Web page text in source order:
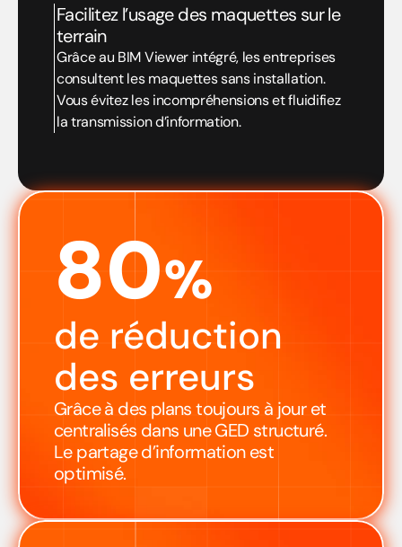
Facilitez l’usage des maquettes sur le
terrain
Grâce au BIM Viewer intégré, les entreprises
consultent les maquettes sans installation.
Vous évitez les incompréhensions et fluidifiez
la transmission d’information.
80%
de réduction
des erreurs
Grâce à des plans toujours à jour et
centralisés dans une GED structuré.
Le partage d’information est
optimisé.